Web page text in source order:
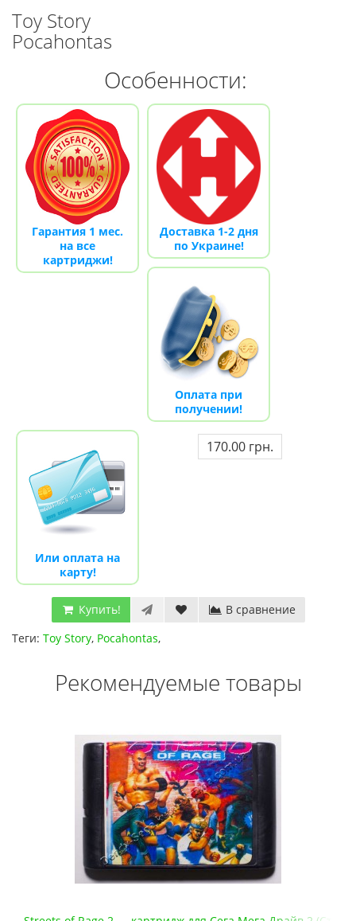
Toy Story
Pocahontas
Особенности:
Гарантия 1 мес.
на все
картриджи!
Доставка 1-2 дня
по Украине!
Оплата при
получении!
Или оплата на
карту!
170.00 грн.
Купить!
В сравнение
Теги: Toy Story, Pocahontas,
Рекомендуемые товары